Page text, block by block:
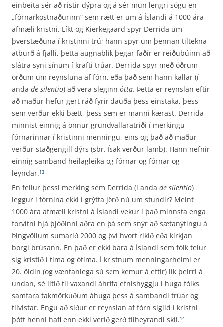
einbeita sér að ristir dýpra og á sér mun lengri sögu en
„fórnarkostnaðurinn“ sem rætt er um á Íslandi á 1000 ára
afmæli kristni. Líkt og Kierkegaard spyr Derrida um
þverstæðuna í kristinni trú; hann spyr um þennan tiltekna
atburð á fjalli, þetta augnablik þegar faðir er reiðubúinn að
slátra syni sínum í krafti trúar. Derrida spyr með öðrum
orðum um reynsluna af fórn, eða það sem hann kallar (í
anda de silentio) að vera sleginn ótta. Þetta er reynslan eftir
að maður hefur gert ráð fyrir dauða þess einstaka, þess
sem verður ekki bætt, þess sem er manni kærast. Derrida
minnist einnig á önnur grundvallaratriði í merkingu
fórnarinnar í kristinni menningu, eins og það að maður
verður staðgengill dýrs (sbr. Ísak verður lamb). Hann nefnir
einnig samband heilagleika og fórnar og fórnar og
leyndar.13
En fellur þessi merking sem Derrida (í anda de silentio)
leggur í fórnina ekki í grýtta jörð nú um stundir? Meint
1000 ára afmæli kristni á Íslandi vekur í það minnsta enga
forvitni hjá þjóðinni aðra en þá sem snýr að sætanýtingu á
Þingvöllum sumarið 2000 og því hvort ríkið eða kirkjan
borgi brúsann. En það er ekki bara á Íslandi sem fólk telur
sig kristið í tíma og ótíma. Í kristnum menningarheimi er
20. öldin (og væntanlega sú sem kemur á eftir) lík þeirri á
undan, sé litið til vaxandi áhrifa efnishyggju í huga fólks
samfara takmörkuðum áhuga þess á sambandi trúar og
tilvistar. Engu að síður er reynslan af fórn sígild í kristni
þótt henni hafi enn ekki verið gerð tilheyrandi skil.14